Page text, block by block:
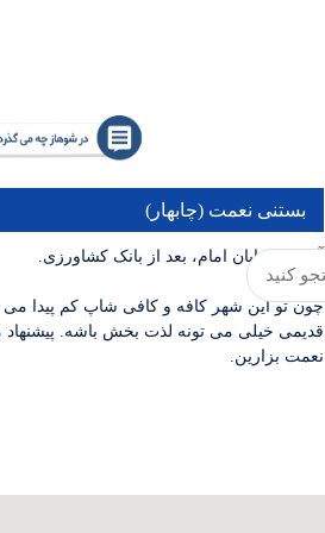
بستنی نعمت (چابهار)
آدرس: خیابان امام، بعد از بانک کشاورزی.
چون تو این شهر کافه و کافی شاپ کم پیدا
قدیمی خیلی می تونه لذت بخش باشه.
نعمت بزارین.